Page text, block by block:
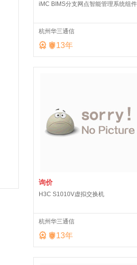
iMC BIMS分支网点智能管理系统组件
杭州华三通信
 13年
询价
H3C S1010V虚拟交换机
杭州华三通信
 13年